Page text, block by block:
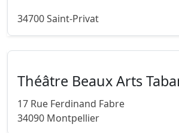
34700 Saint-Privat
Théâtre Beaux Arts
17 Rue Ferdinand Fabre
34090 Montpellier